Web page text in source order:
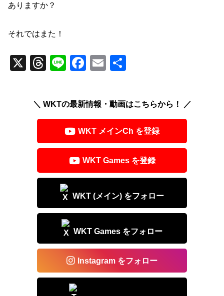
ありますか？
それではまた！
X
T
a
s
Li
e
F
c
e
b
o
o
k
E
ail
＼ WKTの最新情報・動画はこちらから！ ／
WKT メインCh を登録
WKT Games を登録
WKT (メイン) をフォロー
WKT Games をフォロー
Instagram をフォロー